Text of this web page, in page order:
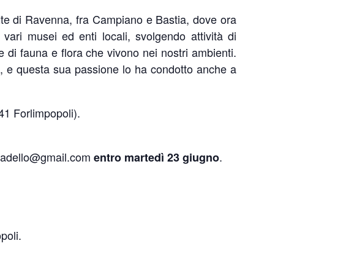
di Ravenna, fra Campiano e Bastia, dove ora
musei ed enti locali, svolgendo attività di
fauna e flora che vivono nei nostri ambienti.
questa sua passione lo ha condotto anche a
Forlimpopoli).
entro martedì 23 giugno.